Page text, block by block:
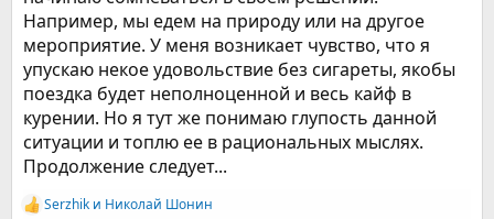
Например, мы едем на природу или на другое
мероприятие. У меня возникает чувство, что я
упускаю некое удовольствие без сигареты, якобы
поездка будет неполноценной и весь кайф в
курении. Но я тут же понимаю глупость данной
ситуации и топлю ее в рациональных мыслях.
Продолжение следует...
Р Serzhik и Николай Шонин